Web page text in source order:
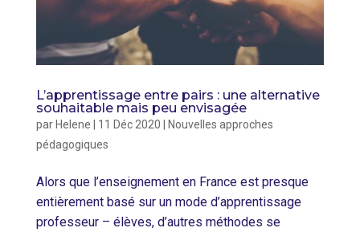
L’apprentissage entre pairs : une alternative
souhaitable mais peu envisagée
par Helene 11 Déc 2020
Nouvelles approches
pédagogiques
Alors que l’enseignement en France est presque
entièrement basé sur un mode d’apprentissage
professeur – élèves, d’autres méthodes se